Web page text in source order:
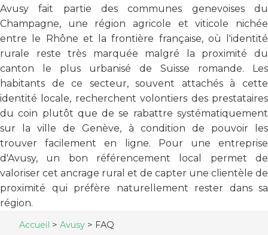
Avusy fait partie des communes genevoises du
Champagne, une région agricole et viticole nichée
entre le Rhône et la frontière française, où l'identité
rurale reste très marquée malgré la proximité du
canton le plus urbanisé de Suisse romande. Les
habitants de ce secteur, souvent attachés à cette
identité locale, recherchent volontiers des prestataires
du coin plutôt que de se rabattre systématiquement
sur la ville de Genève, à condition de pouvoir les
trouver facilement en ligne. Pour une entreprise
d'Avusy, un bon référencement local permet de
valoriser cet ancrage rural et de capter une clientèle de
proximité qui préfère naturellement rester dans sa
région.
Accueil > Avusy > FAQ